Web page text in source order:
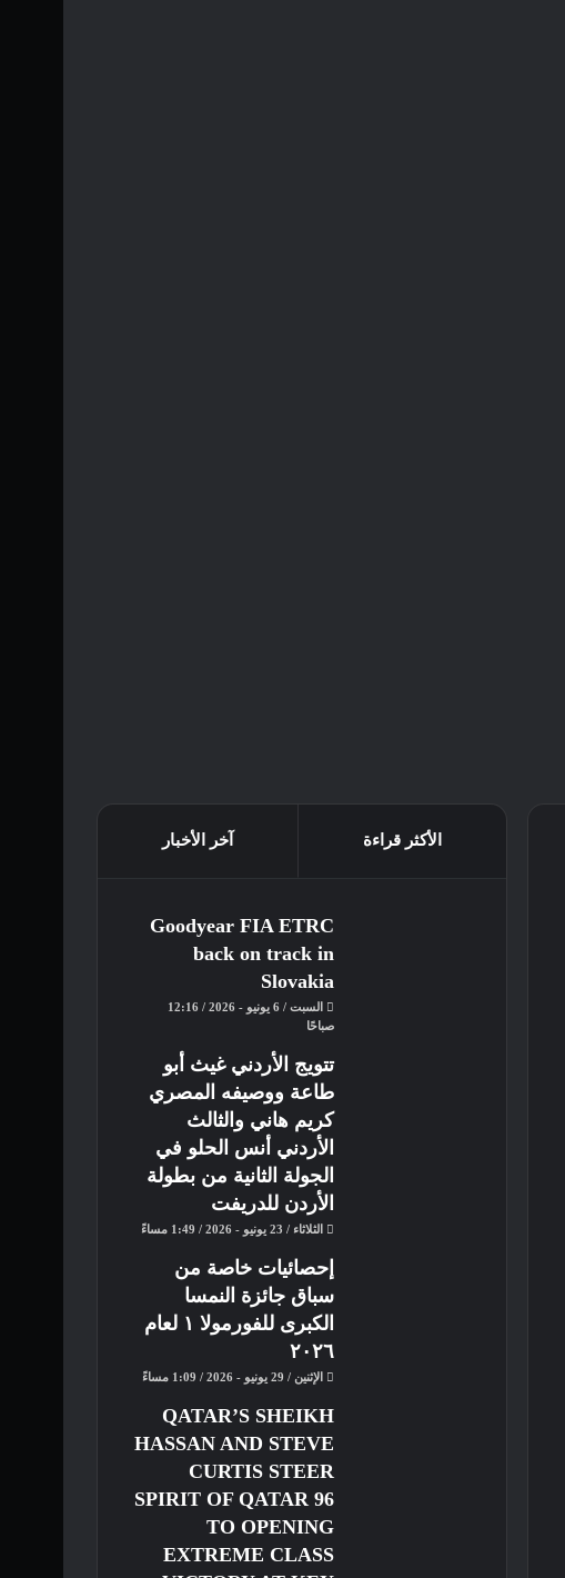
الأكثر قراءة آخر الأخبار
Goodyear FIA ETRC
back on track in
Slovakia
السبت / 6 يونيو - 2026 / 12:16
صباحًا
تتويج الأردني غيث أبو
طاعة ووصيفه المصري
كريم هاني والثالث
الأردني أنس الحلو في
الجولة الثانية من بطولة
الأردن للدريفت
الثلاثاء / 23 يونيو - 2026 / 1:49 مساءً
إحصائيات خاصة من
سباق جائزة النمسا
الكبرى للفورمولا ١ لعام
٢٠٢٦
الإثنين / 29 يونيو - 2026 / 1:09 مساءً
QATAR’S SHEIKH
HASSAN AND STEVE
CURTIS STEER
SPIRIT OF QATAR 96
TO OPENING
EXTREME CLASS